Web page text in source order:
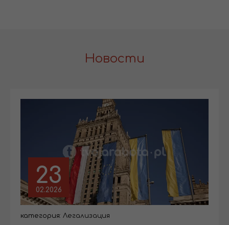
Новости
23
02.2026
категория: Легализация